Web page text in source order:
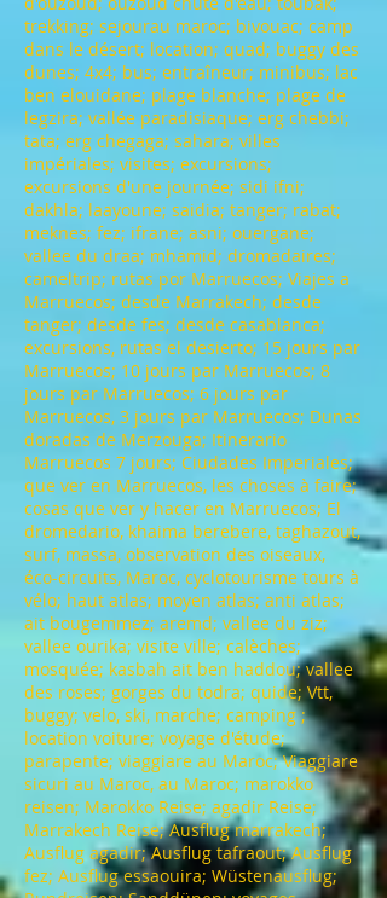
trekking; sejourau maroc; bivouac; camp
dans le désert; location; quad; buggy des
dunes; 4x4; bus; entraîneur; minibus; lac
ben elouidane; plage blanche; plage de
legzira; vallée paradisiaque; erg chebbi;
tata; erg chegaga; sahara; villes
impériales; visites; excursions;
excursions d'une journée; sidi ifni;
dakhla; laayoune; saidia; tanger; rabat;
meknes; fez; ifrane; asni; ouergane;
vallee du draa; mhamid; dromadaires;
cameltrip; rutas por Marruecos; Viajes a
Marruecos; desde Marrakech; desde
tanger; desde fes; desde casablanca;
excursions, rutas el desierto; 15 jours par
Marruecos; 10 jours par Marruecos; 8
jours par Marruecos; 6 jours par
Marruecos, 3 jours par Marruecos; Dunas
doradas de Merzouga; Itinerario
Marruecos 7 jours; Ciudades Imperiales;
que ver en Marruecos, les choses à faire;
cosas que ver y hacer en Marruecos; El
dromedario, khaima berebere, taghazout,
surf, massa, observation des oiseaux,
éco-circuits, Maroc, cyclotourisme tours à
vélo; haut atlas; moyen atlas; anti atlas;
ait bougemmez; aremd; vallee du ziz;
vallee ourika; visite ville; calèches;
mosquée; kasbah ait ben haddou; vallee
des roses; gorges du todra; quide; Vtt,
buggy; velo, ski, marche; camping ;
location voiture; voyage d'étude;
parapente; viaggiare au Maroc; Viaggiare
sicuri au Maroc, au Maroc; marokko
reisen; Marokko Reise; agadir Reise;
Marrakech Reise; Ausflug marrakech;
Ausflug agadir; Ausflug tafraout; Ausflug
fez; Ausflug essaouira; Wüstenausflug;